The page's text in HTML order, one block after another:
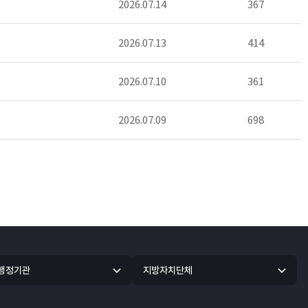
2026.07.14 367
2026.07.13 414
2026.07.10 361
2026.07.09 698
정기관 지방자치단체